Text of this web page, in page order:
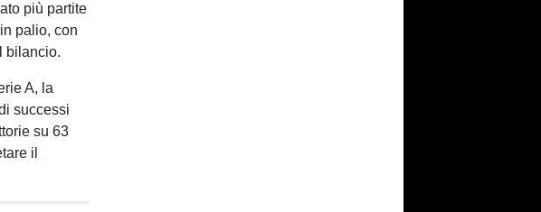
più partite
palio, con
bilancio.
A, la
successi
su 63
il